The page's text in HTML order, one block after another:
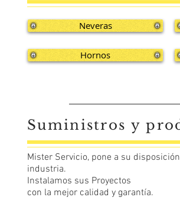
Neveras
Hornos
Suministros y
Mister Servicio, pone a su
industria.
Instalamos sus Proyectos
con la mejor calidad y garantía.